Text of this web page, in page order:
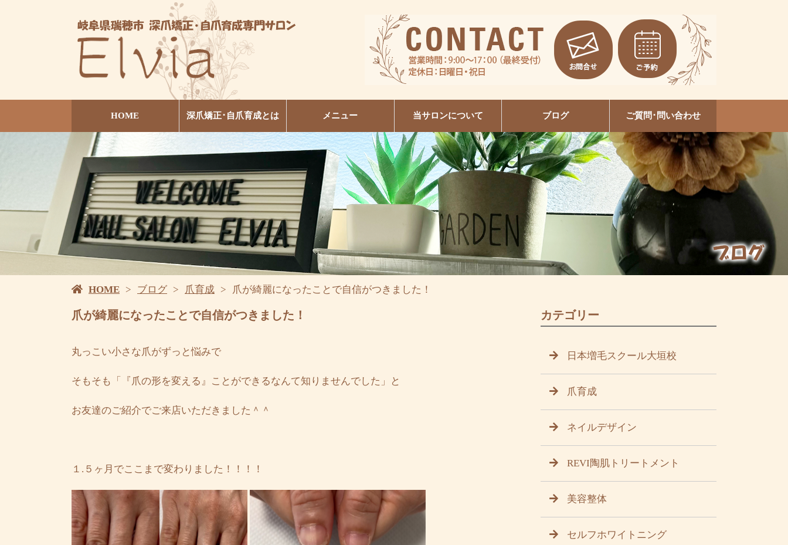
HOME 深爪矯正･自爪育成とは メニュー 当サロンについて ブログ
日本増毛スクール大垣校
ネイルデザイン
REVI陶肌トリートメント
爪育成
美容整体
セルフホワイトニング
ルビケイトセミナー
ご質問･問い合わせ
HOME ブログ 爪育成 爪が綺麗になったことで自信がつきました！
爪が綺麗になったことで自信がつきました！
丸っこい小さな爪がずっと悩みで
そもそも「『爪の形を変える』ことができるなんて知りませんでした」と
お友達のご紹介でご来店いただきました＾＾
１.５ヶ月でここまで変わりました！！！！
カテゴリー
日本増毛スクール大垣校
爪育成
ネイルデザイン
REVI陶肌トリートメント
美容整体
セルフホワイトニング